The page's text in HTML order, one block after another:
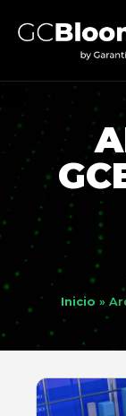
Inicio »